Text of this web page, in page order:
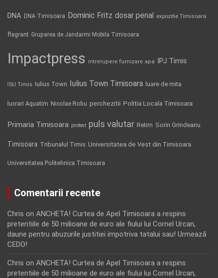
DNA DNA Timisoara Dominic Fritz dosar penal expozitie Timisoara
flagrant Gruparea de Jandarmi Mobila Timisoara
Impactpress intrerupere furnizare apa IPJ Timis
ISU Timis Iulius Town Iulius Town Timisoara luare de mita
lucrari Aquatim Nicolae Robu perchezitii Politia Locala Timisoara
Primaria Timisoara protest puls valutar Retim Sorin Grindeanu
Timisoara Tribunalul Timis Universitatea de Vest din Timisoara
Universitatea Politehnica Timisoara
Comentarii recente
Chris on ANCHETA! Curtea de Apel Timisoara a respins
pretentiile de 50 milioane de euro ale fiului lui Cornel Urcan,
daune pentru abuzurile justitiei impotriva tatalui sau! Urmează
CEDO!
Chris on ANCHETA! Curtea de Apel Timisoara a respins
pretentiile de 50 milioane de euro ale fiului lui Cornel Urcan,